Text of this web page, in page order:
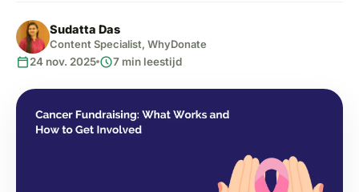
Sudatta Das
Content Specialist, WhyDonate
calendar_today24 nov. 2025 schedule7 min leestijd